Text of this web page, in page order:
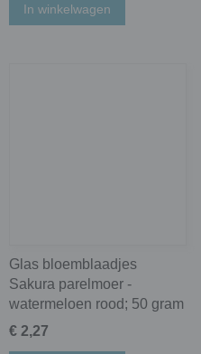
In winkelwagen
Glas bloemblaadjes
Sakura parelmoer -
watermeloen rood; 50 gram
€ 2,27